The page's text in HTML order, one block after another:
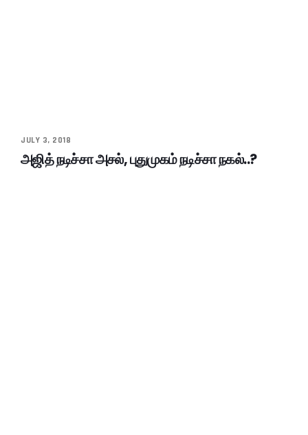
JULY 3, 2018
அஜித் நடிச்சா அசல், புதுமுகம் நடிச்சா நகல்..?